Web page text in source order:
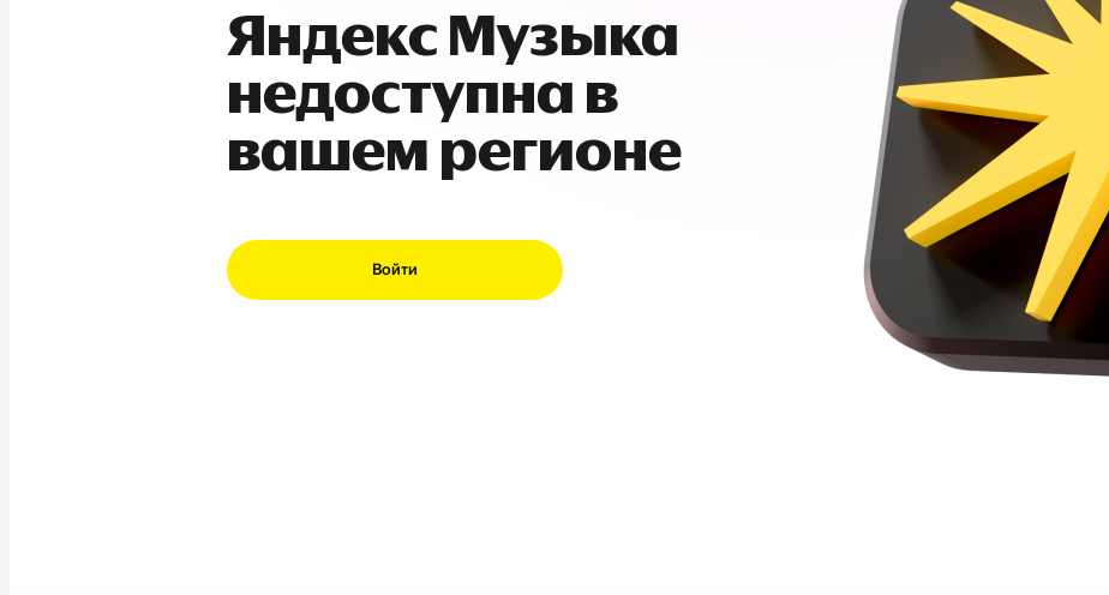
Яндекс Музыка
недоступна в
вашем регионе
Войти